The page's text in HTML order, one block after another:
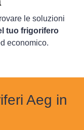
le soluzioni
tuo frigorifero
economico.
Aeg in